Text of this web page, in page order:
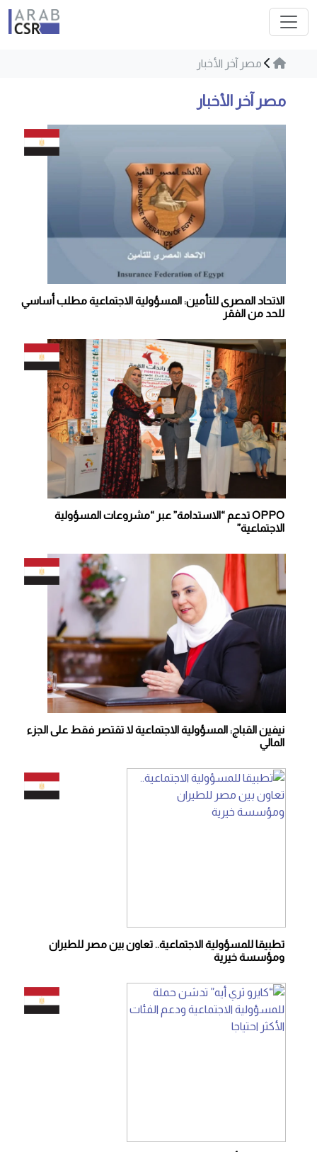
مصر آخر الأخبار
مصر آخر الأخبار
الاتحاد المصرى للتأمين: المسؤولية الاجتماعية مطلب أساسي
للحد من الفقر
OPPO تدعم “الاستدامة” عبر “مشروعات المسؤولية
الاجتماعية”
نيفين القباج: المسؤولية الاجتماعية لا تقتصر فقط على الجزء
المالي
تطبيقا للمسؤولية الاجتماعية.. تعاون بين مصر للطيران
ومؤسسة خيرية